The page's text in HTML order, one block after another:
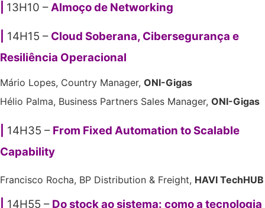
13H10 –Almoço de Networking
14H15 – Cloud Soberana, Cibersegurança e
Resiliência Operacional
Mário Lopes, Country Manager, ONI-Gigas
Hélio Palma, Business Partners Sales Manager, ONI-Gigas
14H35 – From Fixed Automation to Scalable
Capability
Francisco Rocha, BP Distribution & Freight, HAVI TechHUB
14H55 – Do stock ao sistema: como a tecnologia